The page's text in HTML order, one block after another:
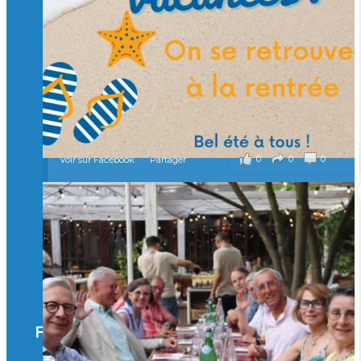
Merci à tous !
🎯 Taxe d’apprentissage 2026 : avec l'Isep, investissez pour
un numérique au service de l'humain !
À l’Isep, nous formons des ingénieurs, des bachelors, des
Mastères Spécialisés, qui allient excellence technologique et
valeurs humaines, au cœur de notre pro
...Voir plus
il y a 2 mois
0 0 0
Voir sur Facebook · Partager
🚀Afterwork à Genève 🚀
🥳 Le 22 avril dernier, 14 Alumni vivant / travaillant
en Suisse ont partagé un moment convivial de
retrouvailles et d'échanges !
Merci à tous pour votre présence et à Alexandre
CHEA pour l'organisation !
il y a 3 mois
Facebook